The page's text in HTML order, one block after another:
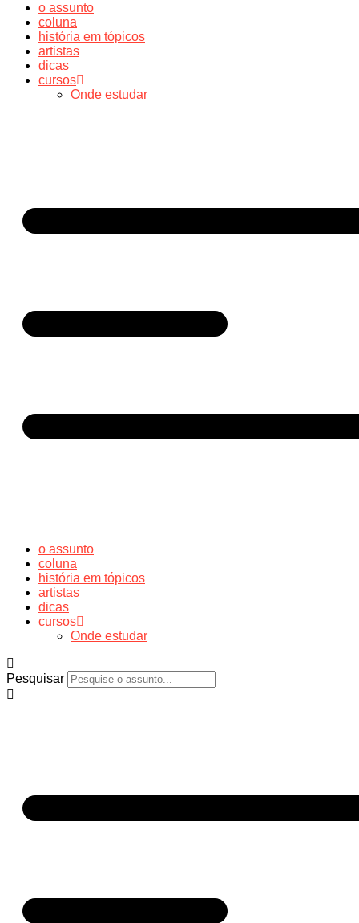
o assunto
coluna
história em tópicos
artistas
dicas
cursos
Onde estudar
o assunto
coluna
história em tópicos
artistas
dicas
cursos
Onde estudar
Pesquisar